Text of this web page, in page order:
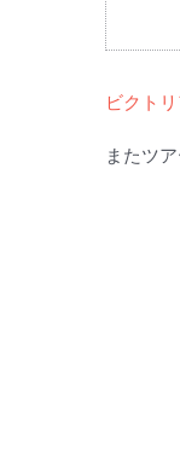
ビクト
またツ